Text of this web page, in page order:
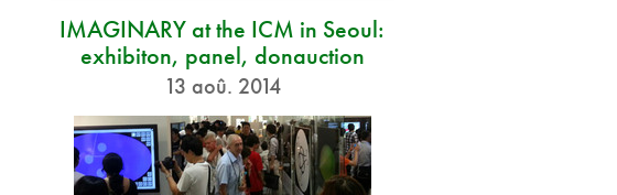
IMAGINARY at the ICM in Seoul:
exhibiton, panel, donauction
13 aoû. 2014